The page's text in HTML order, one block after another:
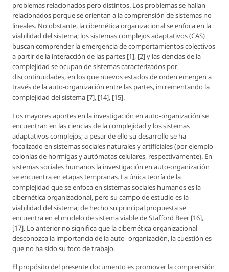
problemas relacionados pero distintos. Los problemas se hallan
relacionados porque se orientan a la comprensión de sistemas no
lineales. No obstante, la cibernética organizacional se enfoca en la
viabilidad del sistema; los sistemas complejos adaptativos (CAS)
buscan comprender la emergencia de comportamientos colectivos
a partir de la interacción de las partes [1], [2] y las ciencias de la
complejidad se ocupan de sistemas caracterizados por
discontinuidades, en los que nuevos estados de orden emergen a
través de la auto-organización entre las partes, incrementando la
complejidad del sistema [7], [14], [15].
Los mayores aportes en la investigación en auto-organización se
encuentran en las ciencias de la complejidad y los sistemas
adaptativos complejos; a pesar de ello su desarrollo se ha
focalizado en sistemas sociales naturales y artificiales (por ejemplo
colonias de hormigas y autómatas celulares, respectivamente). En
sistemas sociales humanos la investigación en auto-organización
se encuentra en etapas tempranas. La única teoría de la
complejidad que se enfoca en sistemas sociales humanos es la
cibernética organizacional, pero su campo de estudio es la
viabilidad del sistema; de hecho su principal propuesta se
encuentra en el modelo de sistema viable de Stafford Beer [16],
[17]. Lo anterior no significa que la cibernética organizacional
desconozca la importancia de la auto- organización, la cuestión es
que no ha sido su foco de trabajo.
El propósito del presente documento es promover la comprensión